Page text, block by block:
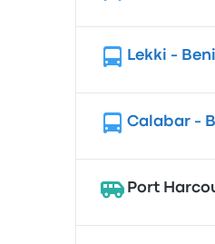
Lekki -
Calabar -
Port